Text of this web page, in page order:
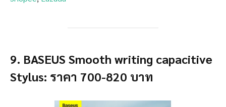
9. BASEUS Smooth writing capacitive
Stylus: ราคา 700-820 บาท